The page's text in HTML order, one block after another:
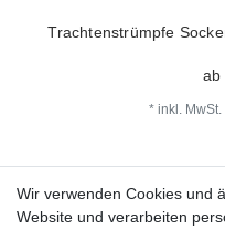
Trachtenstrümpfe
ab
* inkl. MwSt.
Fragen zur Bestellung?
Wir verwenden Cookies und
Website und verarbeiten